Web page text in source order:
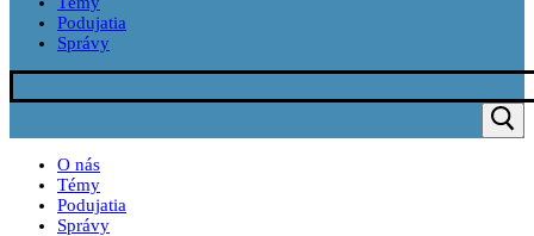
Podujatia
Správy
O nás
Témy
Podujatia
Správy